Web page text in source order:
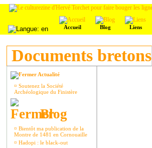
Accueil Blog Liens
Documents bretons
Actualité
¤ Soutenez la Société
Archéologique du Finistère
Blog
¤ Bientôt ma publication de la
Montre de 1481 en Cornouaille
¤ Hadopi : le black-out